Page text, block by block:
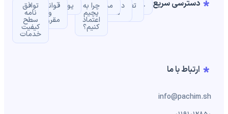
دسترسی سریع خانهتعرفهدرباره
ما
مستندات
چرا به
پچیم
اعتماد
کنیم؟
یوزکیس‌ها
قوانین
و
مقررات
توافق‌
نامه
سطح
کیفیت
خدمات
ارتباط با ما
info@pachim.sh